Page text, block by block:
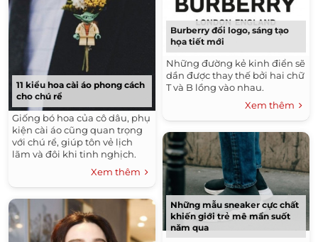
11 kiểu hoa cài áo phong cách
cho chú rể
Giống bó hoa của cô dâu, phụ
kiện cài áo cũng quan trọng
với chú rể, giúp tôn vẻ lịch
lãm và đôi khi tinh nghịch.
Xem thêm
Burberry đổi logo, sáng tạo
họa tiết mới
Những đường kẻ kinh điển sẽ
dần được thay thế bởi hai chữ
T và B lồng vào nhau.
Xem thêm
Những mẫu sneaker cực chất
khiến giới trẻ mê mẩn suốt
năm qua